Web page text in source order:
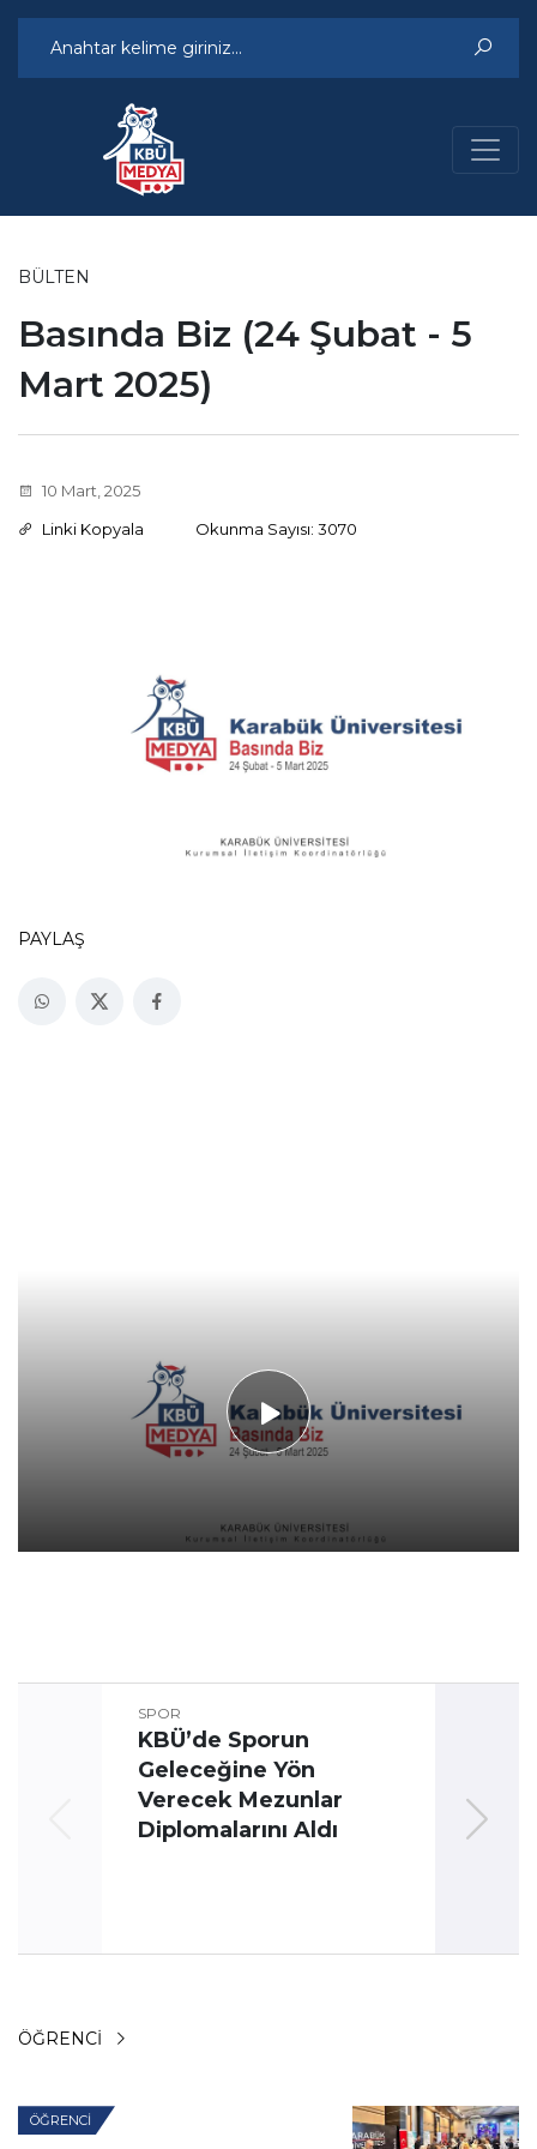
BÜLTEN
Basında Biz (24 Şubat - 5
Mart 2025)
10 Mart, 2025
Linki Kopyala
Okunma Sayısı: 3070
PAYLAŞ
SPOR
KBÜ’de Sporun
Geleceğine Yön
Verecek Mezunlar
Diplomalarını Aldı
ÖĞRENCI
ÖĞRENCI